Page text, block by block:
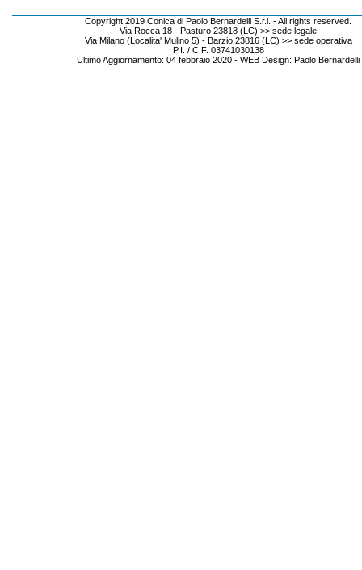
Copyright 2019 Conica di Paolo Bernardelli S.r.l. - All rights reserved.
Via Rocca 18 - Pasturo 23818 (LC) >> sede legale
Via Milano (Localita' Mulino 5) - Barzio 23816 (LC) >> sede operativa
P.I. / C.F. 03741030138
Ultimo Aggiornamento: 04 febbraio 2020 - WEB Design: Paolo Bernardelli